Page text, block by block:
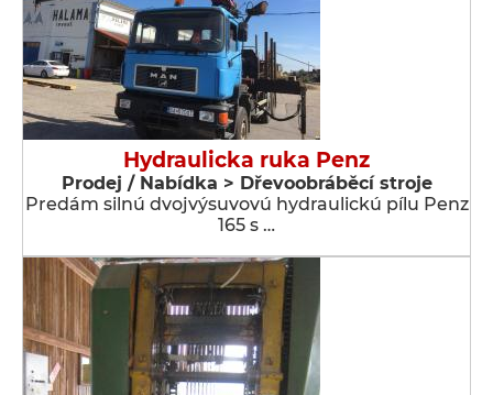
Hydraulicka ruka Penz
Prodej / Nabídka > Dřevoobráběcí stroje
Predám silnú dvojvýsuvovú hydraulickú pílu Penz
165 s …